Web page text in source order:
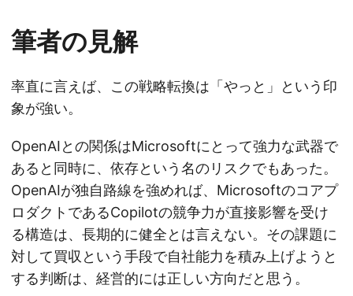
筆者の見解
率直に言えば、この戦略転換は「やっと」という印
象が強い。
OpenAIとの関係はMicrosoftにとって強力な武器で
あると同時に、依存という名のリスクでもあった。
OpenAIが独自路線を強めれば、Microsoftのコアプ
ロダクトであるCopilotの競争力が直接影響を受け
る構造は、長期的に健全とは言えない。その課題に
対して買収という手段で自社能力を積み上げようと
する判断は、経営的には正しい方向だと思う。